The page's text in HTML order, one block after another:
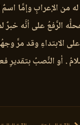
من الإعرابِ وإمَّا
الرَّفعُ على أنَّه
الابتداءِ وقد مرَّ
. أو النَّصبُ بتقديرِ